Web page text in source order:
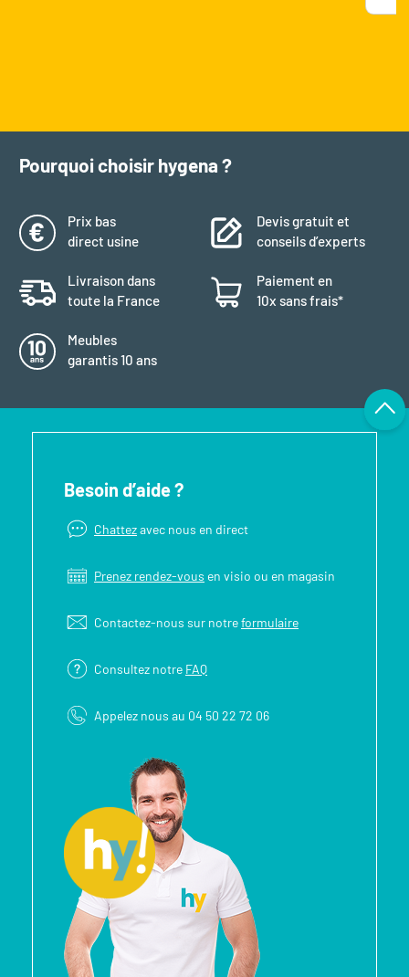
Pourquoi choisir hygena ?
Prix bas
direct usine
Devis gratuit et
conseils d’experts
Livraison dans
toute la France
Paiement en
10x sans frais*
Meubles
garantis 10 ans
Besoin d’aide ?
Chattezavec nous en direct
Prenez rendez-vous en visio ou en magasin
Contactez-nous sur notreformulaire
Consultez notre FAQ
Appelez nous au 04 50 22 72 06